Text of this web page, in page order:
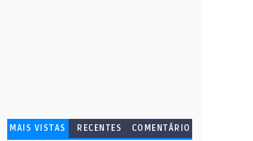
MAIS VISTAS RECENTES
COMENTÁRIO